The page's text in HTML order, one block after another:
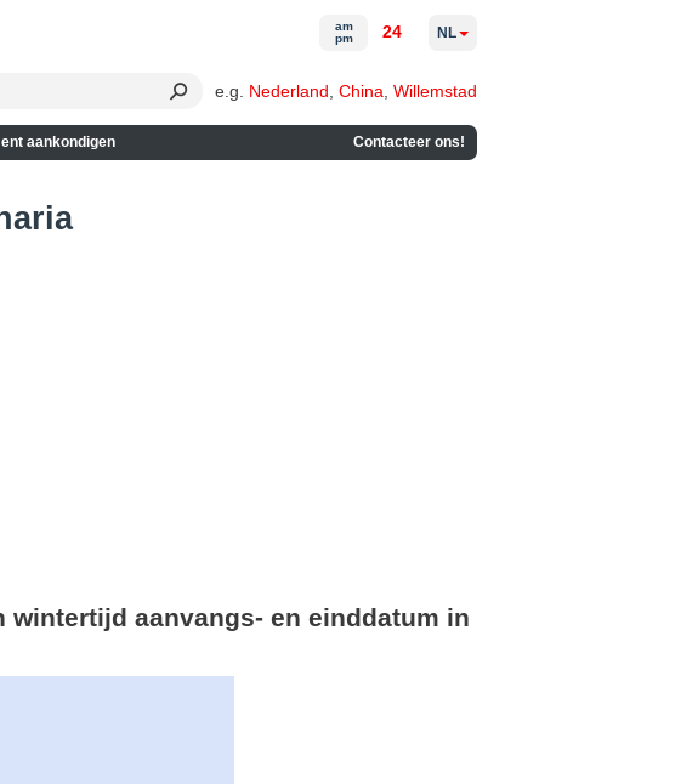
e.g. Nederland China Willemstad
aankondigen Contacteer ons!
am
pm
24 NL
wintertijd aanvangs- en einddatum in